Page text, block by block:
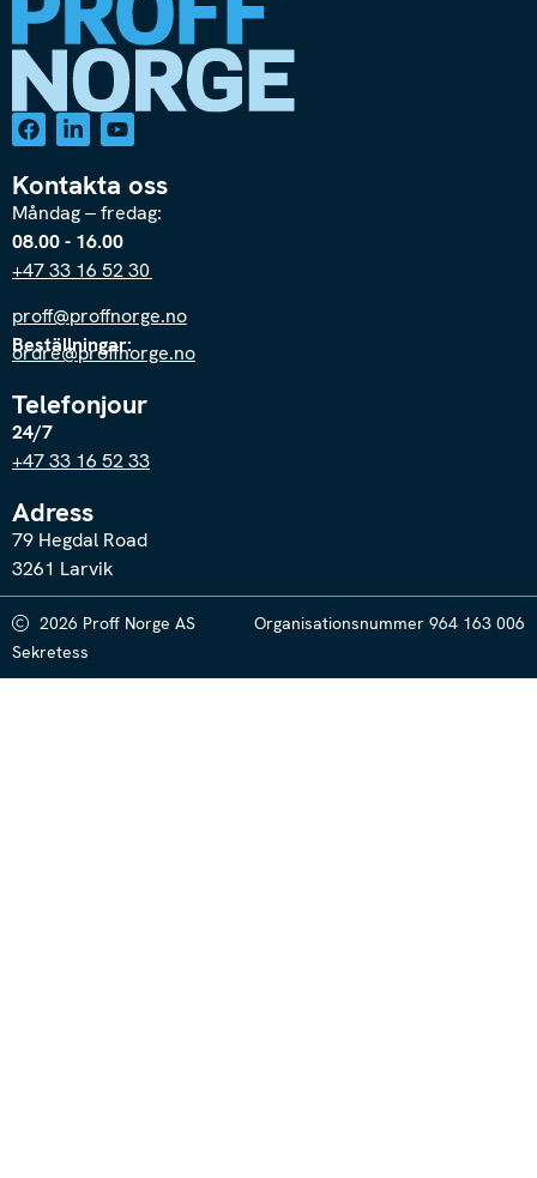
Kontakta oss
Måndag – fredag:
08.00 - 16.00
+47 33 16 52 30
proff@proffnorge.no
Beställningar:
ordre@proffnorge.no
Telefonjour
24/7
+47 33 16 52 33
Adress
79 Hegdal Road
3261 Larvik
2026 Proff Norge AS
Organisationsnummer 964 163 006
Sekretess